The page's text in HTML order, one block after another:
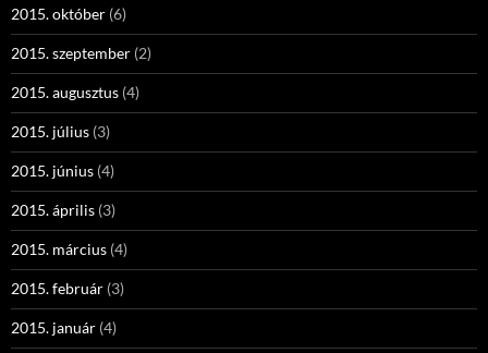
2015. október (6)
2015. szeptember (2)
2015. augusztus (4)
2015. július (3)
2015. június (4)
2015. április (3)
2015. március (4)
2015. február (3)
2015. január (4)